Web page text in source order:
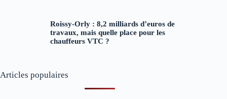
Roissy-Orly : 8,2 milliards d’euros de
travaux, mais quelle place pour les
chauffeurs VTC ?
Articles populaires